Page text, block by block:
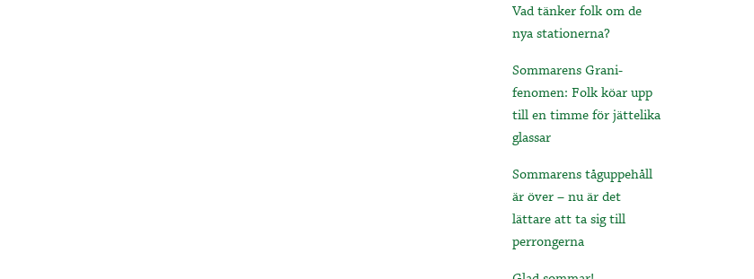
Vad tänker folk om de
nya stationerna?
Sommarens Grani-
fenomen: Folk köar upp
till en timme för jättelika
glassar
Sommarens tåguppehåll
är över – nu är det
lättare att ta sig till
perrongerna